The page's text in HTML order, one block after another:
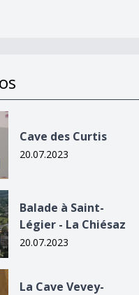
Cave des Curtis
20.07.2023
Chiésaz
Balade à Saint-
Légier - La Chiésaz
20.07.2023
La Cave Vevey-